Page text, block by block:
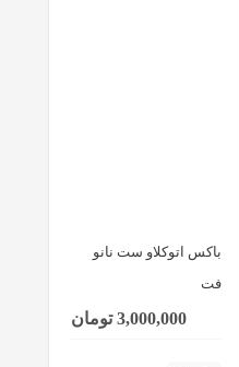
باکس اتوکلاو ست نانو
فت
3,000,000 تومان